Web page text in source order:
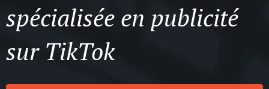
spécialisée en publicité
sur TikTok